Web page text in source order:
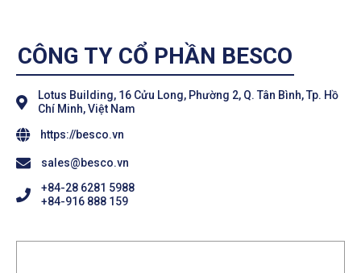
CÔNG TY CỔ PHẦN BESCO
Lotus Building, 16 Cửu Long, Phường 2, Q. Tân Bình, Tp. Hồ
Chí Minh, Việt Nam
https://besco.vn
sales@besco.vn
+84-28 6281 5988
+84-916 888 159